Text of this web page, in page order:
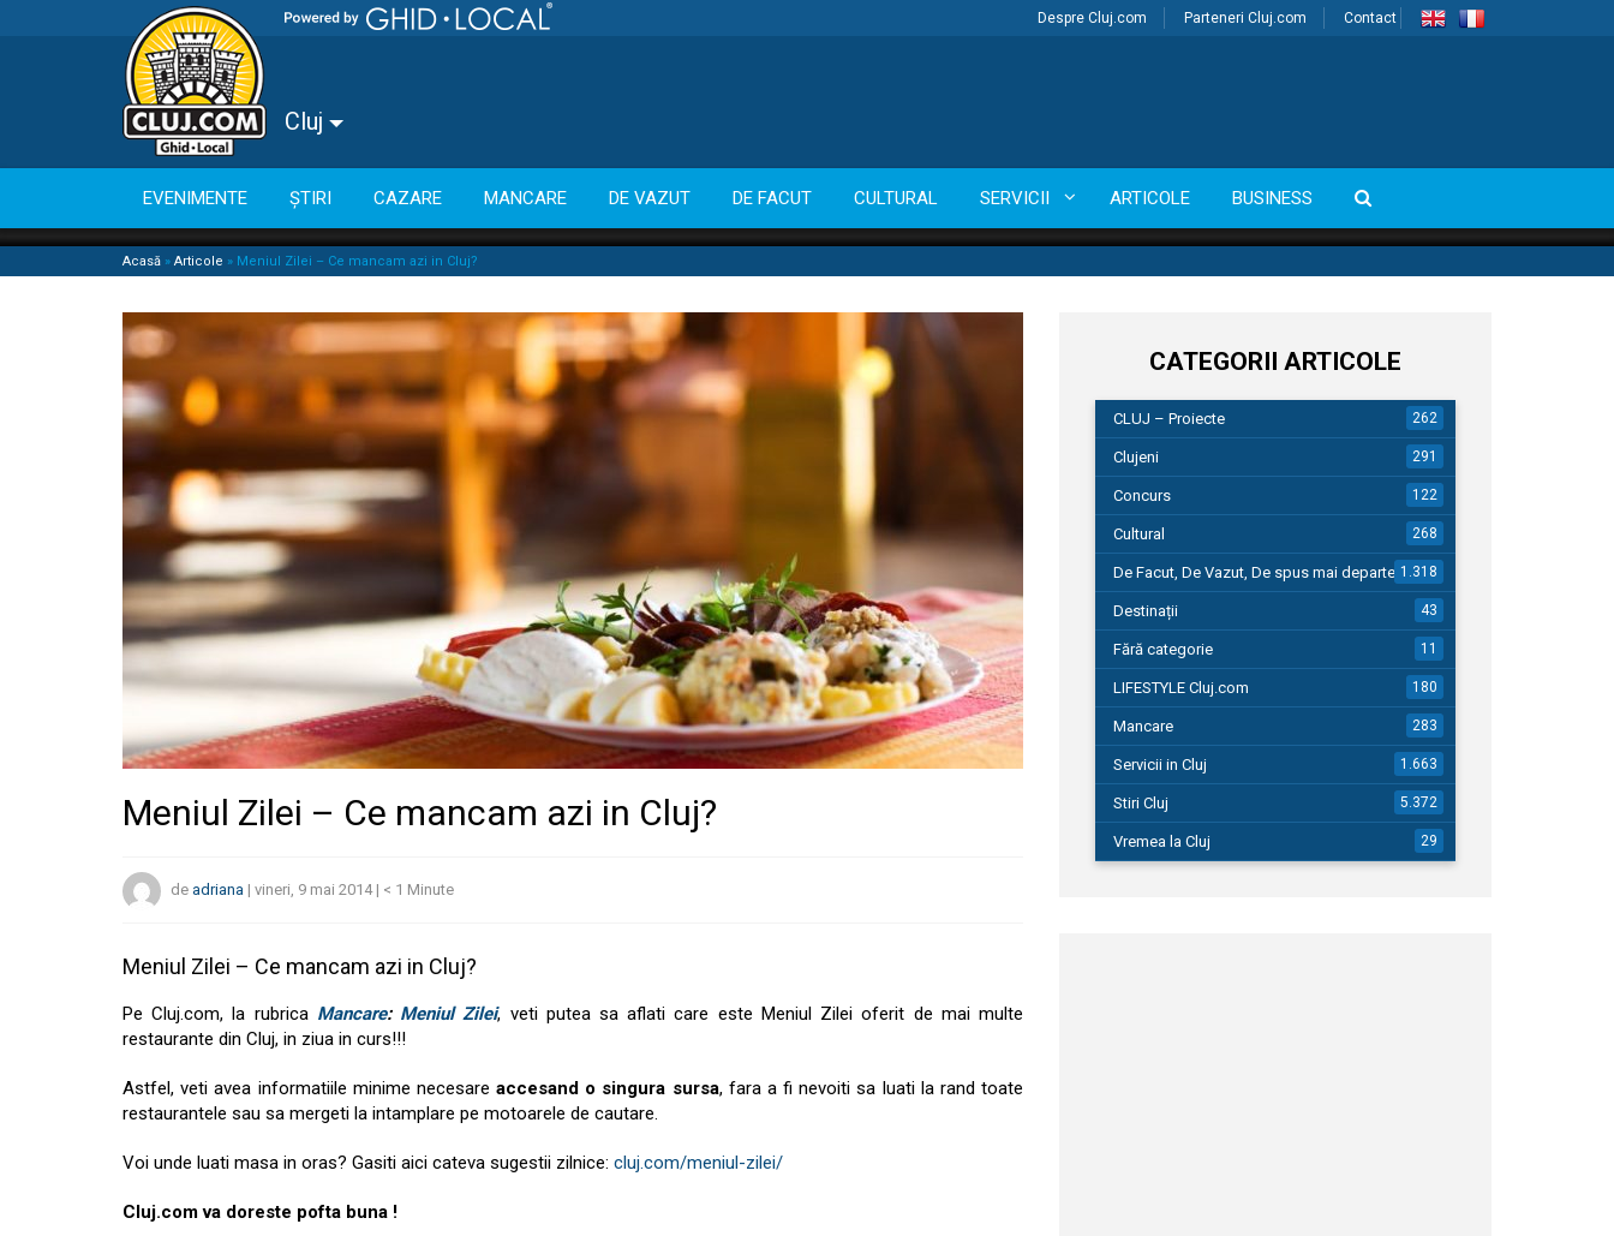
Despre Cluj.com Parteneri Cluj.com Contact
Cluj
EVENIMENTE ȘTIRI CAZARE MANCARE DE VAZUT DE FACUT CULTURAL SERVICII ARTICOLE BUSINESS
Acasă » Articole » Meniul Zilei – Ce mancam azi in Cluj?
Meniul Zilei – Ce mancam azi in Cluj?
de adriana | vineri, 9 mai 2014| < 1 Minute
Meniul Zilei – Ce mancam azi in Cluj?
Pe Cluj.com, la rubrica Mancare: Meniul Zilei, veti putea sa aflati care este Meniul Zilei oferit de mai multe
restaurante din Cluj, in ziua in curs!!!
Astfel, veti avea informatiile minime necesare accesand o singura sursa, fara a fi nevoiti sa luati la rand toate
restaurantele sau sa mergeti la intamplare pe motoarele de cautare.
Voi unde luati masa in oras? Gasiti aici cateva sugestii zilnice: cluj.com/meniul-zilei/
Cluj.com va doreste pofta buna !
CATEGORII ARTICOLE
CLUJ – Proiecte 262
Clujeni 291
Concurs 122
Cultural 268
De Facut, De Vazut, De spus mai departe…1.318
Destinații 43
Fără categorie 11
LIFESTYLE Cluj.com 180
Mancare 283
Servicii in Cluj 1.663
Stiri Cluj 5.372
Vremea la Cluj 29